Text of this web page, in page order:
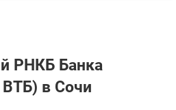
РНКБ Банкa
ВТБ) в Сочи